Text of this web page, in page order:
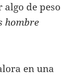
de peso
hombre
en una